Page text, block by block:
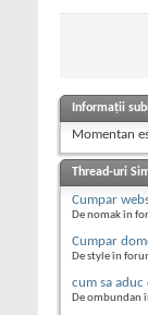
Informații
Momentan
Thread-uri
Cumpar
De nomak în
Cumpar
De style în
cum sa
De ombundan